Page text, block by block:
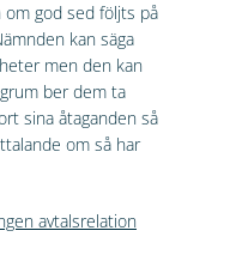
god sed följts på
kan säga
men den kan
ber dem ta
sina åtaganden så
om så har
avtalsrelation